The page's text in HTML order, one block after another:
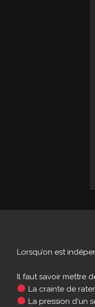
Lorsqu’on est
Il faut savoir mettre
La crainte de
La pression d‘un